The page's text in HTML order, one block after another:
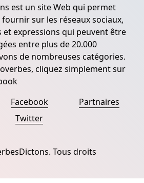
est un site Web qui permet
sur les réseaux sociaux,
et expressions qui peuvent être
entre plus de 20.000
de nombreuses catégories.
cliquez simplement sur
Facebook
Twitter
Partnaires
Tous droits